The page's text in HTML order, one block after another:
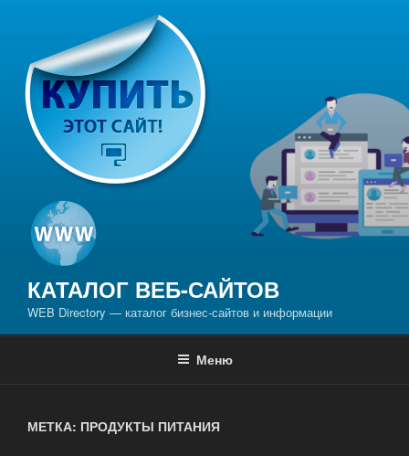
содержимому
КАТАЛОГ ВЕБ-САЙТОВ
WEB Directory — каталог бизнес-сайтов и информации
Меню
МЕТКА: ПРОДУКТЫ ПИТАНИЯ